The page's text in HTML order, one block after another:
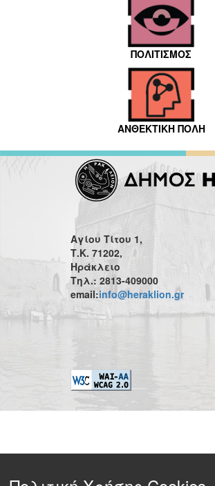
ΠΟΛΙΤΙΣΜΟΣ
ΑΝΘΕΚΤΙΚΗ ΠΟΛΗ
Αγίου Τίτου 1,
Τ.Κ. 71202,
Ηράκλειο
Τηλ.: 2813-409000
email:info@heraklion.gr